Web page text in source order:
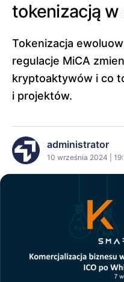
tokenizacją w
Tokenizacja
regulacje MiCA
kryptoaktywów i co
i projektów.
administrator
10 września 2024 |